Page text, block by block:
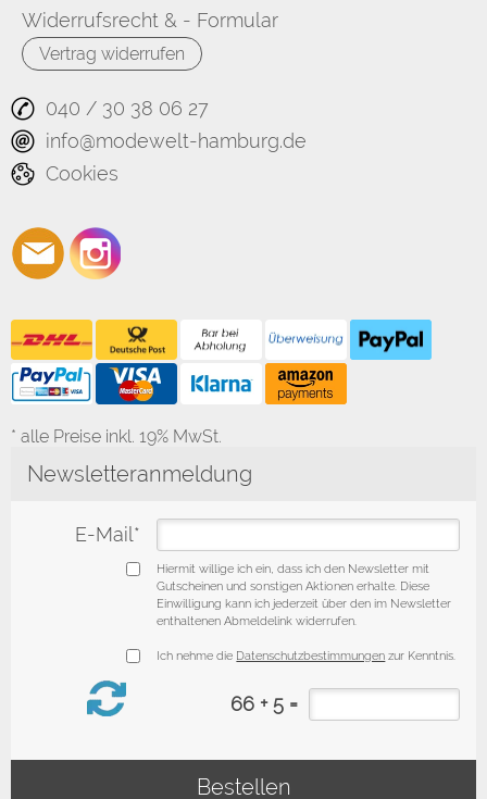
Widerrufsrecht & - Formular
Vertrag widerrufen
040 / 30 38 06 27
info@modewelt-hamburg.de
Cookies
* alle Preise inkl. 19% MwSt.